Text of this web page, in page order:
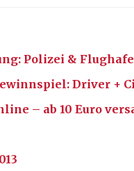
Polizei &
Driver +
– ab 10 Euro